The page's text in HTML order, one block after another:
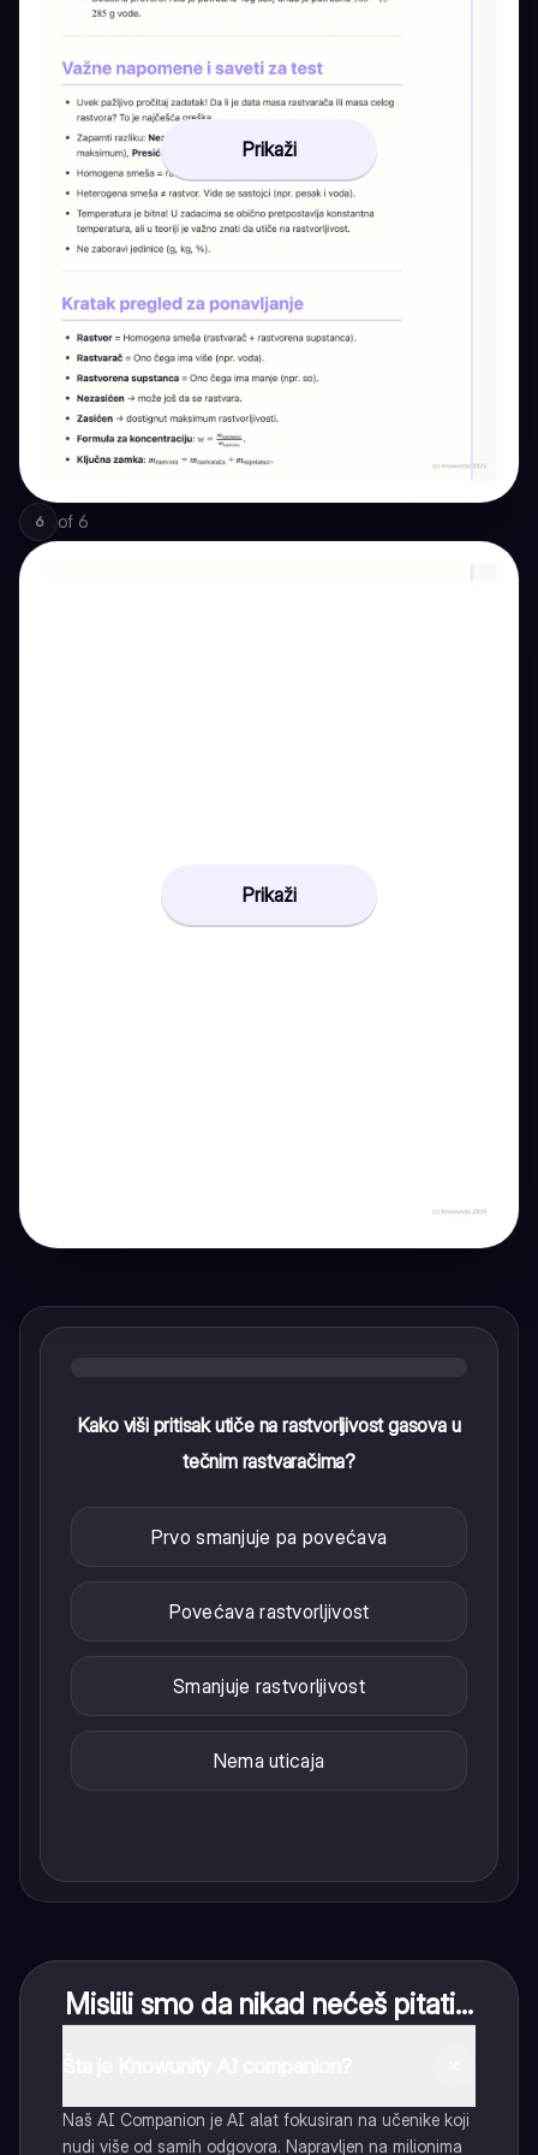
Prikaži
6 of 6
Prikaži
Kako viši pritisak utiče na rastvorljivost gasova u
tečnim rastvaračima?
Prvo smanjuje pa povećava
Povećava rastvorljivost
Smanjuje rastvorljivost
Nema uticaja
Mislili smo da nikad nećeš pitati...
Naš AI Companion je AI alat fokusiran na učenike koji
nudi više od samih odgovora. Napravljen na milionima